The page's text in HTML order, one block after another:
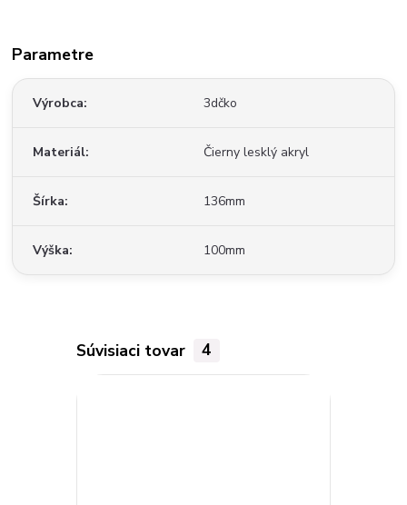
Parametre
Výrobca 3dčko
Materiál Čierny lesklý akryl
Šírka 136mm
Výška 100mm
Súvisiaci tovar 4